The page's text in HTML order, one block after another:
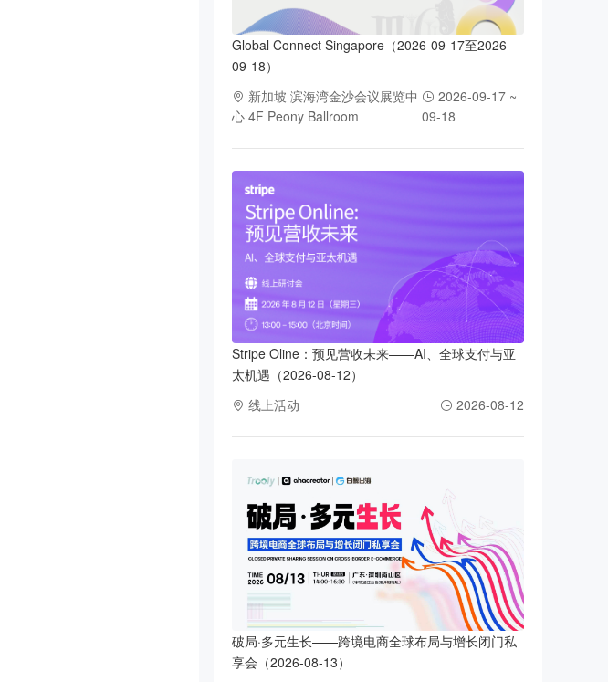
Global Connect Singapore（2026-09-17至2026-
09-18）
新加坡 滨海湾金沙会议展览中
心 4F Peony Ballroom
2026-09-17 ~
09-18
Stripe Oline：预见营收未来——AI、全球支付与亚
太机遇（2026-08-12）
线上活动
2026-08-12
破局·多元生长——跨境电商全球布局与增长闭门私
享会（2026-08-13）